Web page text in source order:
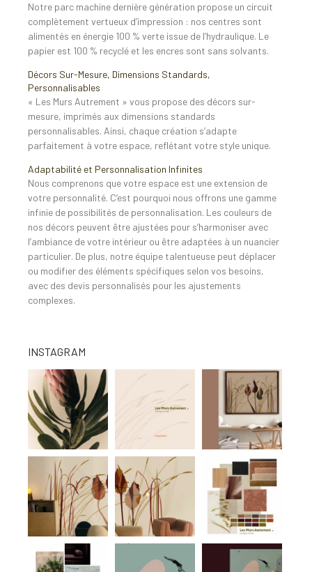
Notre parc machine dernière génération propose un circuit
complètement vertueux d’impression : nos centres sont
alimentés en énergie 100 % verte issue de l’hydraulique. Le
papier est 100 % recyclé et les encres sont sans solvants.
Décors Sur-Mesure, Dimensions Standards,
Personnalisables
« Les Murs Autrement » vous propose des décors sur-
mesure, imprimés aux dimensions standards
personnalisables. Ainsi, chaque création s’adapte
parfaitement à votre espace, reflétant votre style unique.
Adaptabilité et Personnalisation Infinites
Nous comprenons que votre espace est une extension de
votre personnalité. C’est pourquoi nous offrons une gamme
infinie de possibilités de personnalisation. Les couleurs de
nos décors peuvent être ajustées pour s’harmoniser avec
l’ambiance de votre intérieur ou être adaptées à un nuancier
particulier. De plus, notre équipe talentueuse peut déplacer
ou modifier des éléments spécifiques selon vos besoins,
avec des devis personnalisés pour les ajustements
complexes.
INSTAGRAM